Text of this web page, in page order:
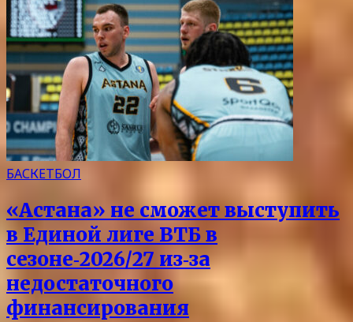
БАСКЕТБОЛ
«Астана» не сможет выступить
в Единой лиге ВТБ в
сезоне‑2026/27 из‑за
недостаточного
финансирования